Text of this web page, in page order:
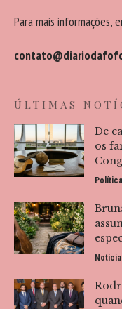
Para mais informações,
ÚLTIMAS
De
os
Política